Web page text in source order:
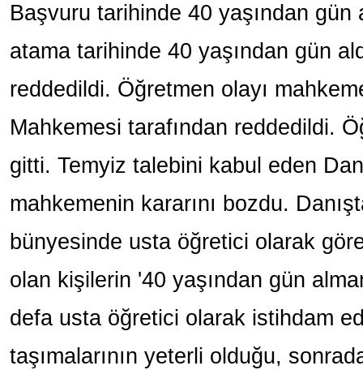
Başvuru tarihinde 40 yaşından gün
atama tarihinde 40 yaşından gün
reddedildi. Öğretmen olayı
Mahkemesi tarafından reddedildi.
gitti. Temyiz talebini kabul eden
mahkemenin kararını bozdu.
bünyesinde usta öğretici olarak
olan kişilerin '40 yaşından gün
defa usta öğretici olarak istihdam
taşımalarının yeterli olduğu,